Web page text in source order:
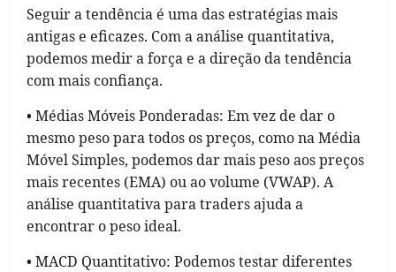
Seguir a tendência é uma das estratégias mais
antigas e eficazes. Com a análise quantitativa,
podemos medir a força e a direção da tendência
com mais confiança.
• Médias Móveis Ponderadas: Em vez de dar o
mesmo peso para todos os preços, como na Média
Móvel Simples, podemos dar mais peso aos preços
mais recentes (EMA) ou ao volume (VWAP). A
análise quantitativa para traders ajuda a
encontrar o peso ideal.
• MACD Quantitativo: Podemos testar diferentes